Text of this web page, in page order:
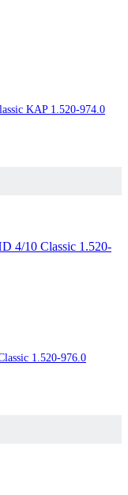
KAP 1.520-974.0
1.520-976.0